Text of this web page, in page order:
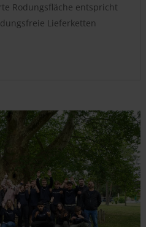
Rodungsfläche entspricht
Lieferketten